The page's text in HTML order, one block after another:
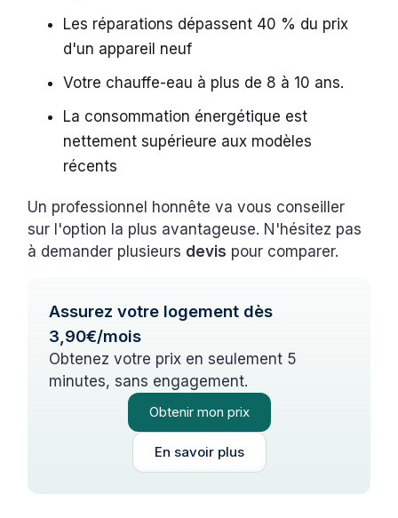
Les réparations dépassent 40 % du prix
d'un appareil neuf
Votre chauffe-eau à plus de 8 à 10 ans.
La consommation énergétique est
nettement supérieure aux modèles
récents
Un professionnel honnête va vous conseiller
sur l'option la plus avantageuse. N'hésitez pas
à demander plusieurs devis pour comparer.
Assurez votre logement dès
3,90€/mois
Obtenez votre prix en seulement 5
minutes, sans engagement.
Obtenir mon prix
En savoir plus